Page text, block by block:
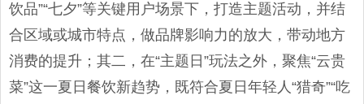
饮品”“七夕”等关键用户场景下，打造主题活动，并结
合区域或城市特点，做品牌影响力的放大，带动地方
消费的提升；其二，在“主题日”玩法之外，聚焦“云贵
菜”这一夏日餐饮新趋势，既符合夏日年轻人“猎奇”“吃